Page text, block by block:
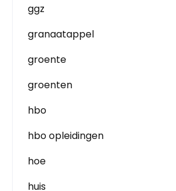
ggz
granaatappel
groente
groenten
hbo
hbo opleidingen
hoe
huis